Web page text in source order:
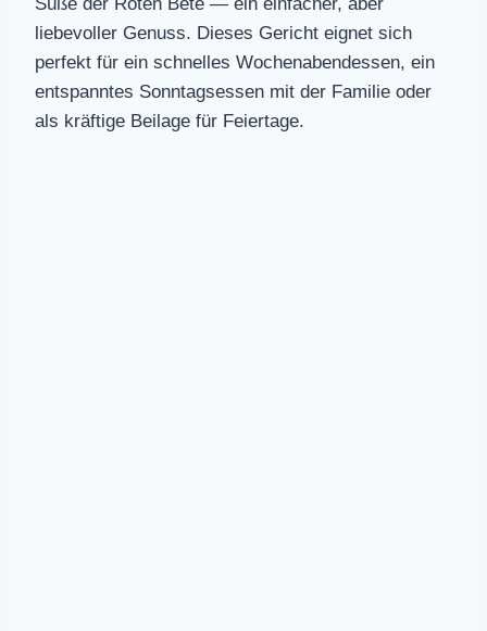
liebevoller Genuss. Dieses Gericht eignet sich
perfekt für ein schnelles Wochenabendessen, ein
entspanntes Sonntagsessen mit der Familie oder
als kräftige Beilage für Feiertage.